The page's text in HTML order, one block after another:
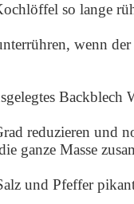
so lange
wenn
Backblech
reduzieren und
ganze Masse
und Pfeffer